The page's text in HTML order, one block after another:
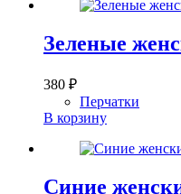
Зеленые
380 ₽
Перчатки
В корзину
Синие